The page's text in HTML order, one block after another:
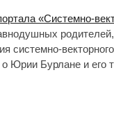
«Системно-
системно-
Юрии Бурлане и его